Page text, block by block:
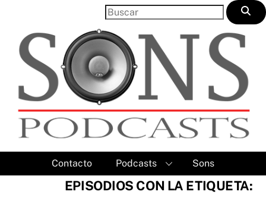
content
Contacto Podcasts Sons
EPISODIOS CON LA ETIQUETA: